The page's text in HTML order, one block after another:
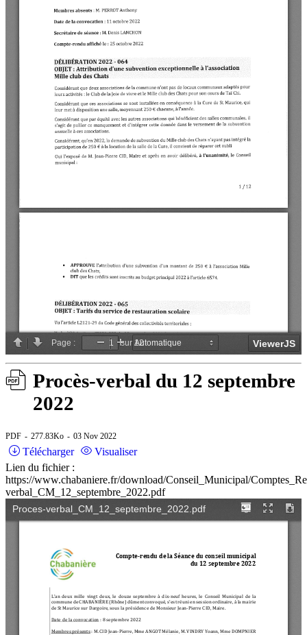
Procès-verbal du 12 septembre
2022
PDF 277.83Ko 03 Nov 2022
Télécharger
Visualiser
Lien du fichier :
https://www.chabaniere.fr/download/Conseil_Municipal/
verbal_CM_12_septembre_2022.pdf